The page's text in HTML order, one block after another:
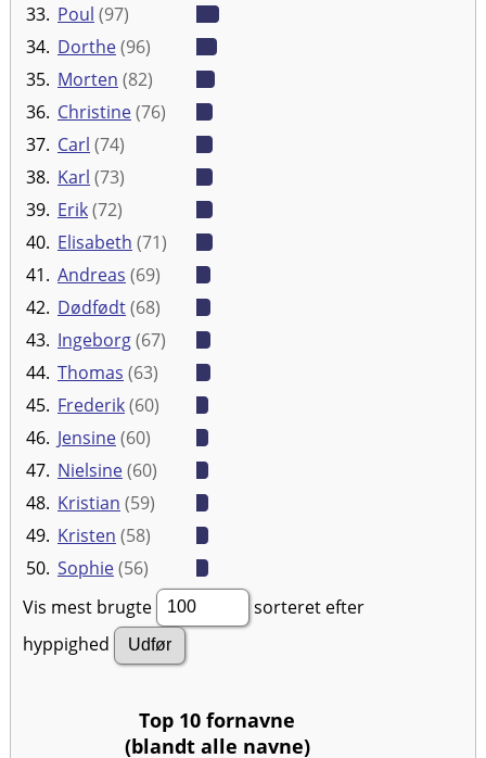
33. Poul (97)
34. Dorthe(96)
35. Morten (82)
36. Christine(76)
37. Carl (74)
38. Karl (73)
39. Erik(72)
40. Elisabeth (71)
41. Andreas (69)
42. Dødfødt(68)
43. Ingeborg(67)
44. Thomas (63)
45. Frederik(60)
46. Jensine(60)
47. Nielsine(60)
48. Kristian (59)
49. Kristen (58)
50. Sophie(56)
Vis mest brugte
sorteret efter
hyppighed
Top 10 fornavne
(blandt alle navne)